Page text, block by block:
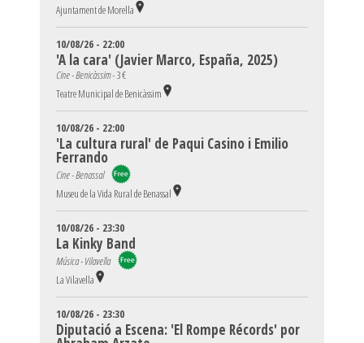
Ajuntament de Morella
10/08/26 - 22:00
'A la cara' (Javier Marco, España, 2025)
Cine - Benicàssim -3 €
Teatre Municipal de Benicàssim
10/08/26 - 22:00
'La cultura rural' de Paqui Casino i Emilio
Ferrando
Cine - Benassal
Museu de la Vida Rural de Benassal
10/08/26 - 23:30
La Kinky Band
Música - Vilavella
La Vilavella
10/08/26 - 23:30
Diputació a Escena: 'El Rompe Récords' por